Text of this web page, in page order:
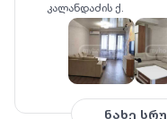
კალანდაძის ქ.
ნახე